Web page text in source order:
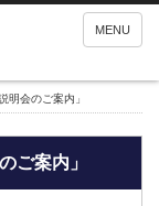
MENU
明会のご案内」
ご案内」